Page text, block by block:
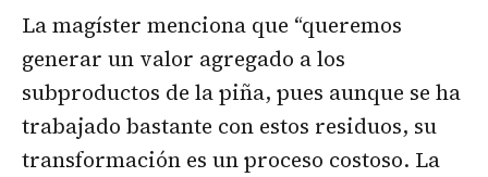
La magíster menciona que “queremos
generar un valor agregado a los
subproductos de la piña, pues aunque se ha
trabajado bastante con estos residuos, su
transformación es un proceso costoso. La